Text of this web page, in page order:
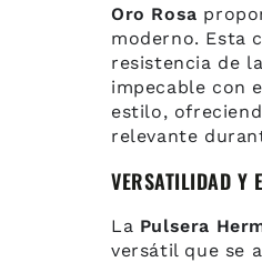
Oro Rosa
moderno. Esta
resistencia de
impecable con
estilo,
relevante
VERSATILIDAD Y
La Pulsera
versátil que se